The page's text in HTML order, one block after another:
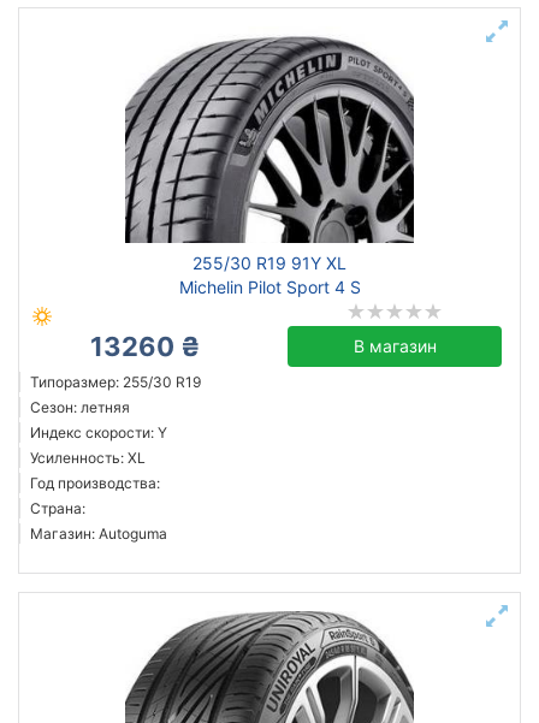
255/30 R19 91Y XL
Michelin Pilot Sport 4 S
13260 ₴ В магазин
Типоразмер: 255/30 R19
Сезон: летняя
Индекс скорости: Y
Усиленность: XL
Год производства:
Страна:
Магазин: Autoguma
легковой
Усиленная шина
Белая Церковь
Подобрать